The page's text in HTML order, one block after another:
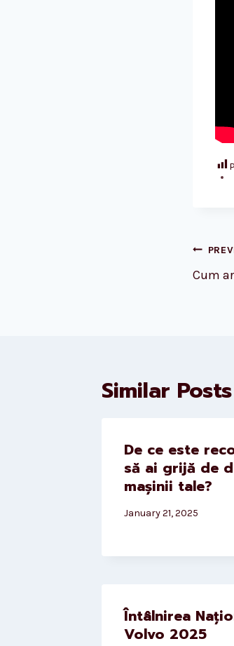
Cum
Similar Posts
De ce este
să ai grijă de
mașinii tale?
January 21, 2025
Întâlnirea
Volvo 2025